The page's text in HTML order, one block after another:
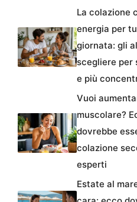
La colazione
energia per
giornata: gli
scegliere per
e più
Vuoi
muscolare?
dovrebbe
colazione
esperti
Estate al